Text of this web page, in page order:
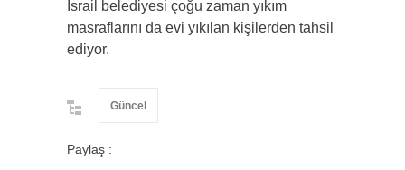
İsrail belediyesi çoğu zaman yıkım
masraflarını da evi yıkılan kişilerden tahsil
ediyor.
Güncel
Paylaş :